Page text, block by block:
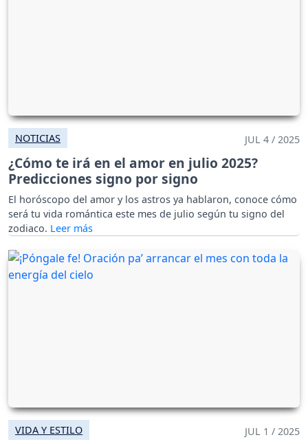
NOTICIAS JUL 4 / 2025
¿Cómo te irá en el amor en julio 2025?
Predicciones signo por signo
El horóscopo del amor y los astros ya hablaron, conoce cómo
será tu vida romántica este mes de julio según tu signo del
zodiaco.
VIDA Y ESTILO JUL 1 / 2025